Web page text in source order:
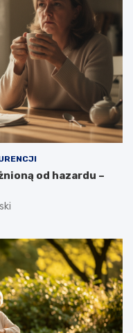
od hazardu –